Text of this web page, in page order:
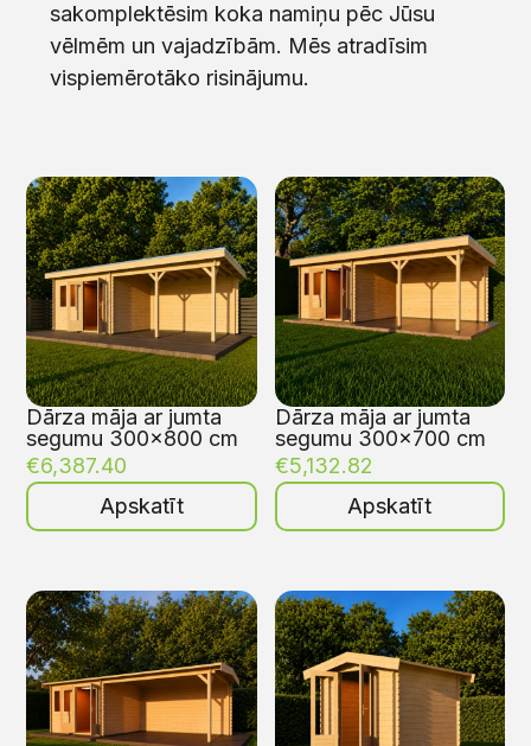
sakomplektēsim koka namiņu pēc Jūsu
vēlmēm un vajadzībām. Mēs atradīsim
vispiemērotāko risinājumu.
Dārza māja ar jumta
segumu 300×800 cm
€6,387.40
Apskatīt
Dārza māja ar jumta
segumu 300×700 cm
€5,132.82
Apskatīt